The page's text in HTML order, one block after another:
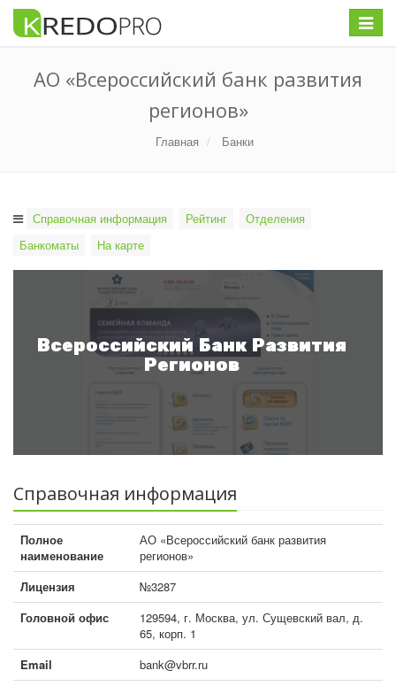
Меню
АО «Всероссийский банк развития
регионов»
Главная Банки
Справочная информация Рейтинг
Отделения
Банкоматы
На карте
Всероссийский Банк Развития
Регионов
Справочная информация
Полное
наименование
АО «Всероссийский банк развития
регионов»
Лицензия
№3287
Головной офис
129594, г. Москва, ул. Сущевский вал, д.
65, корп. 1
Email
bank@vbrr.ru